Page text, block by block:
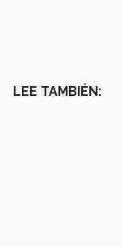
LEE TAMBIÉN: